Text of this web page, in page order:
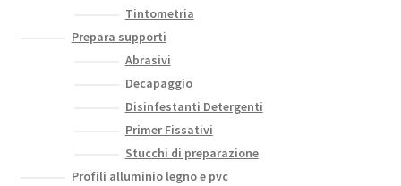
Tintometria
Prepara supporti
Abrasivi
Decapaggio
Disinfestanti Detergenti
Primer Fissativi
Stucchi di preparazione
Profili alluminio legno e pvc